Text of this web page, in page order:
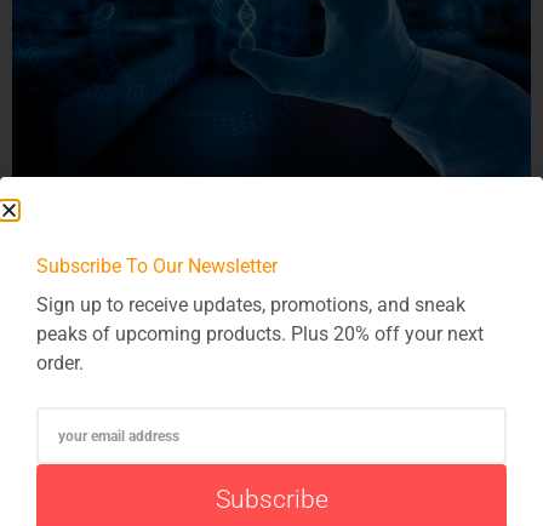
Einleitung:In der komplexen Welt der Pharmaindustrie, in der
Java als heilende Kraft auf den Plan und verschreibt eine
transformative Lösung für nahtlose Integration. Jenseits
einer einfachen Programmiersprache wird Java zum Rezept
für die Vereinigung verschiedener Systeme in der
Subscribe To Our Newsletter
Sign up to receive updates, promotions, and sneak
peaks of upcoming products. Plus 20% off your next
order.
Subscribe